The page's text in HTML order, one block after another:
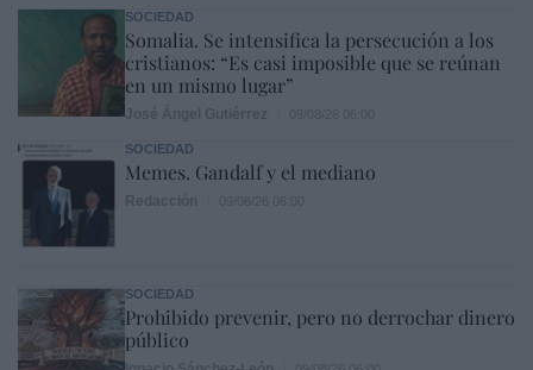
SOCIEDAD
Somalia. Se intensifica la persecución a los
cristianos: “Es casi imposible que se reúnan
en un mismo lugar”
SOCIEDAD
Memes. Gandalf y el mediano
SOCIEDAD
Prohibido prevenir, pero no derrochar dinero
público